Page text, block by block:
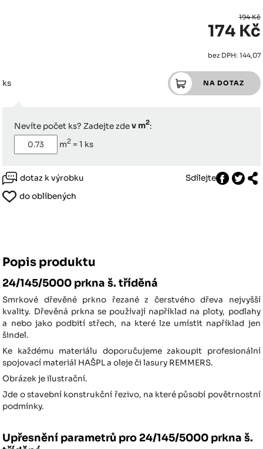
194 Kč
174 Kč
bez DPH: 144,07
ks
Nevíte počet ks? Zadejte zdev m2:
m2 =1 ks
dotaz k výrobku
Sdílejte
do oblíbených
Popis produktu
24/145/5000 prkna š. tříděná
Smrkové dřevěné prkno řezané z čerstvého dřeva nejvyšší
kvality. Dřevěná prkna se používají například na ploty, podlahy
a nebo jako podbití střech, na které lze umístit například jen
šindel.
Ke každému materiálu doporučujeme zakoupit profesionální
spojovací materiál HAŠPL a oleje či lasury REMMERS.
Obrázek je ilustrační.
Jde o stavební konstrukční řezivo, na které působí povětrnostní
podmínky.
Upřesnění parametrů pro 24/145/5000 prkna š.